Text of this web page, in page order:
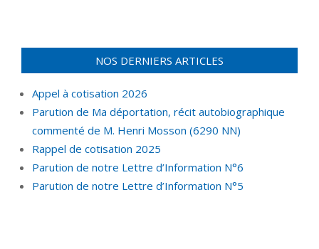
NOS DERNIERS ARTICLES
Appel à cotisation 2026
Parution de Ma déportation, récit autobiographique
commenté de M. Henri Mosson (6290 NN)
Rappel de cotisation 2025
Parution de notre Lettre d’Information N°6
Parution de notre Lettre d’Information N°5